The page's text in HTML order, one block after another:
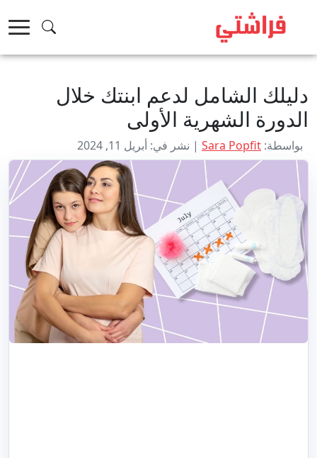
دليلك الشامل لدعم ابنتك خلال
الدورة الشهرية الأولى
بواسطة: Sara Popfit | نشر في: أبريل 11, 2024